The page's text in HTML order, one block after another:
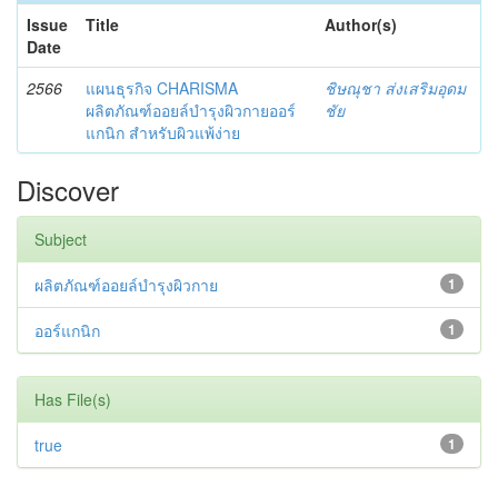
Issue
Date
Title Author(s)
2566
แผนธุรกิจ CHARISMA
ผลิตภัณฑ์ออยล์บำรุงผิวกายออร์
แกนิก สำหรับผิวแพ้ง่าย
ชิษณุชา ส่งเสริมอุดม
ชัย
Discover
Subject
1
ผลิตภัณฑ์ออยล์บํารุงผิวกาย
1
ออร์แกนิก
Has File(s)
1
true